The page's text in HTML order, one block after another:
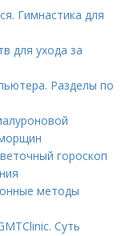
Гимнастика для
для ухода за
Разделы по
гороскоп
методы
Суть